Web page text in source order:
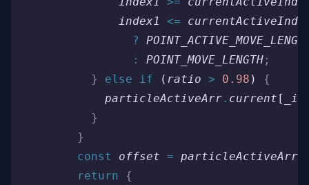
              index1
<=
                ?
                :
POINT_MOVE_LENGTH ;
          }
else if ( ratio > 0.98 ) {
            particleActiveArr
. current [
          }
        }
        const
offset = particleActiveArr
        return
{